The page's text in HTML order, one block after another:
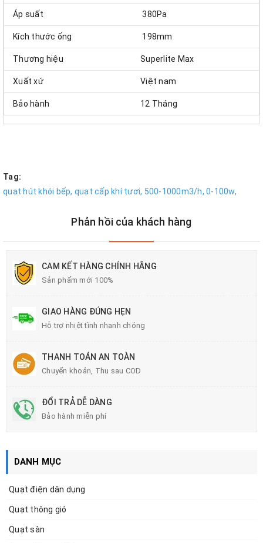
Áp suất 380Pa
Kích thước ống 198mm
Thương hiệu Superlite Max
Xuất xứ Việt nam
Bảo hành 12 Tháng
Tag:
quạt hút khói bếp, quạt cấp khí tươi, 500-1000m3/h, 0-100w,
Phản hồi của khách hàng
CAM KẾT HÀNG CHÍNH HÃNG
Sản phẩm mới 100%
GIAO HÀNG ĐÚNG HẸN
Hỗ trợ nhiệt tình nhanh chóng
THANH TOÁN AN TOÀN
Chuyển khoản, Thu sau COD
ĐỔI TRẢ DỄ DÀNG
Bảo hành miễn phí
DANH MỤC
Quạt điện dân dụng
Quạt thông gió
Quạt sàn